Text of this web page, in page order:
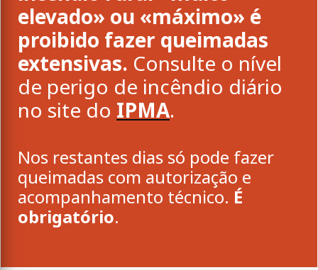
elevado» ou «máximo» é
proibido fazer queimadas
extensivas. Consulte o nível
de perigo de incêndio diário
no site do IPMA.
Nos restantes dias só pode fazer
queimadas com autorização e
acompanhamento técnico. É
obrigatório.